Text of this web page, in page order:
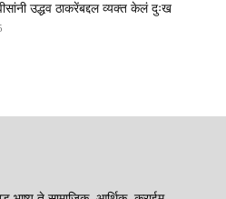
उद्धव ठाकरेंबद्दल व्यक्त केलं दुःख